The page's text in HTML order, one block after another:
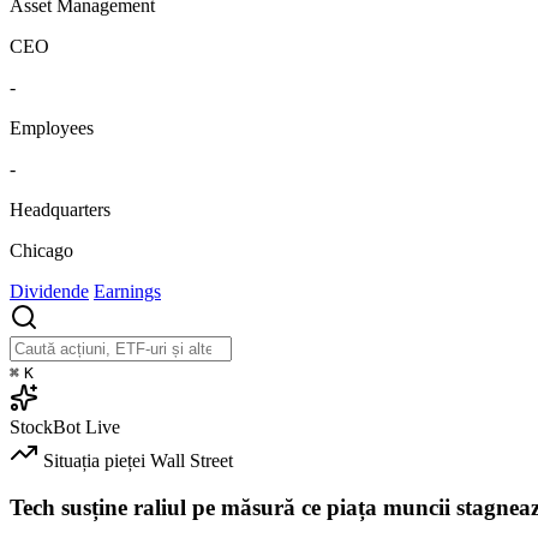
Asset Management
CEO
-
Employees
-
Headquarters
Chicago
Dividende Earnings
⌘ K
StockBot Live
Situația pieței Wall Street
Tech susține raliul pe măsură ce piața muncii